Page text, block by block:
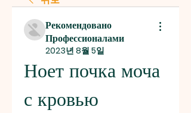
Рекомендовано
Профессионалами
2023년 8월 5일
Ноет почка моча
с кровью